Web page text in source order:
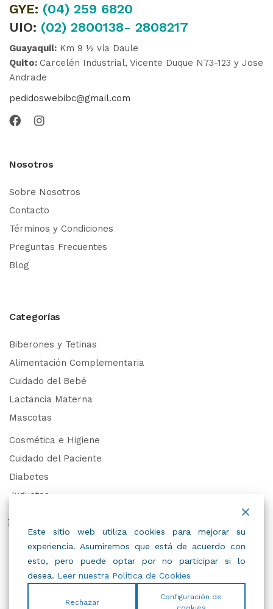
GYE: (04) 259 6820
UIO: (02) 2800138- 2808217
Guayaquil: Km 9 ½ vía Daule
Quito: Carcelén Industrial, Vicente Duque N73-123 y Jose
Andrade
pedidoswebibc@gmail.com
Nosotros
Sobre Nosotros
Contacto
Términos y Condiciones
Preguntas Frecuentes
Blog
Categorías
Biberones y Tetinas
Alimentación Complementaria
Cuidado del Bebé
Lactancia Materna
Mascotas
Cosmética e Higiene
Cuidado del Paciente
Diabetes
Juguetes
Trabaja con Nosotros
Este sitio web utiliza cookies para mejorar su
experiencia. Asumiremos que está de acuerdo con
esto, pero puede optar por no participar si lo
desea. Leer nuestra Política de Cookies
Rechazar
Configuración de